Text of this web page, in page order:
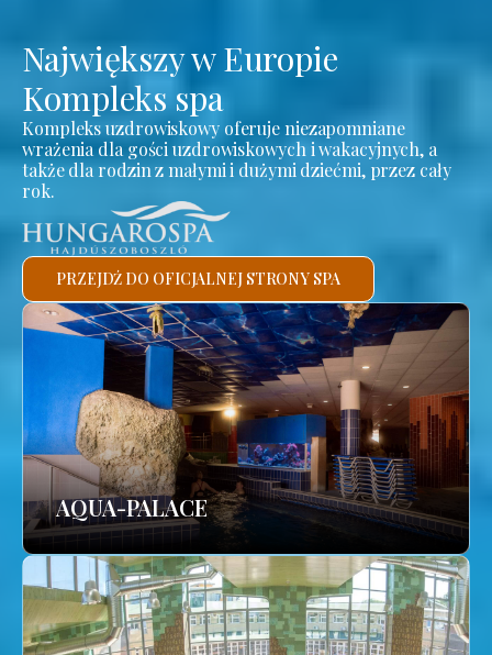
Największy w Europie
Kompleks spa
Kompleks uzdrowiskowy oferuje niezapomniane
wrażenia dla gości uzdrowiskowych i wakacyjnych, a
także dla rodzin z małymi i dużymi dziećmi, przez cały
rok.
PRZEJDŹ DO OFICJALNEJ STRONY SPA
AQUA-PALACE